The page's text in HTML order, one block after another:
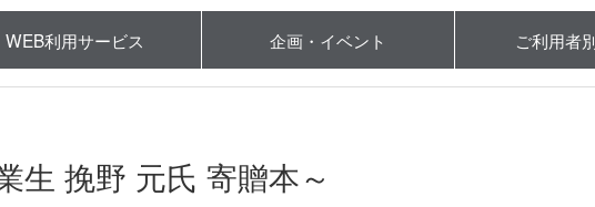
WEB利用サービス 企画・イベント ご利用者
生 挽野 元氏 寄贈本～